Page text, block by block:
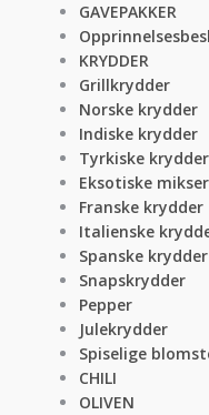
GAVEPAKKER
KRYDDER
Grillkrydder
Norske krydder
Indiske krydder
Tyrkiske krydder
Eksotiske mikser
Franske krydder
Italienske
Spanske krydder
Snapskrydder
Pepper
Julekrydder
Spiselige
CHILI
OLIVEN